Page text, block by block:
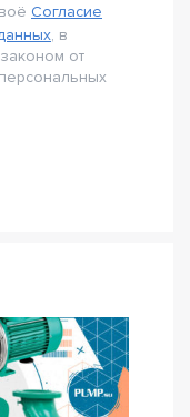
Согласие
, в
от